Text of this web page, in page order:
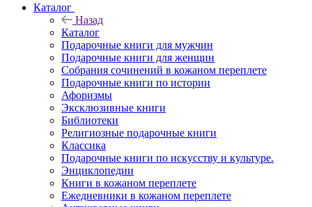
Каталог
Назад
Каталог
Подарочные книги для мужчин
Подарочные книги для женщин
Собрания сочинений в кожаном переплете
Подарочные книги по истории
Афоризмы
Эксклюзивные книги
Библиотеки
Религиозные подарочные книги
Классика
Подарочные книги по искусству и культуре.
Энциклопедии
Книги в кожаном переплете
Ежедневники в кожаном переплете